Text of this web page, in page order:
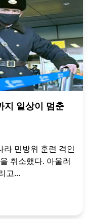
지 일상이 멈춘
라 민방위 훈련 격인
취소했다. 아울러
고...